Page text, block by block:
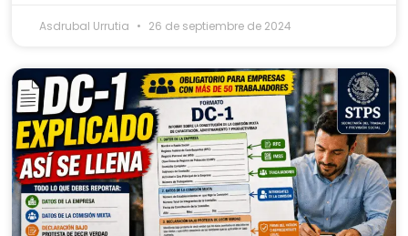
Asdrubal Urrutia 26 de septiembre de 2024